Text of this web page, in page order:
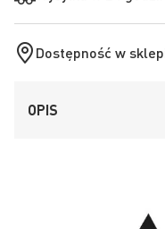
Dostępność w
OPIS